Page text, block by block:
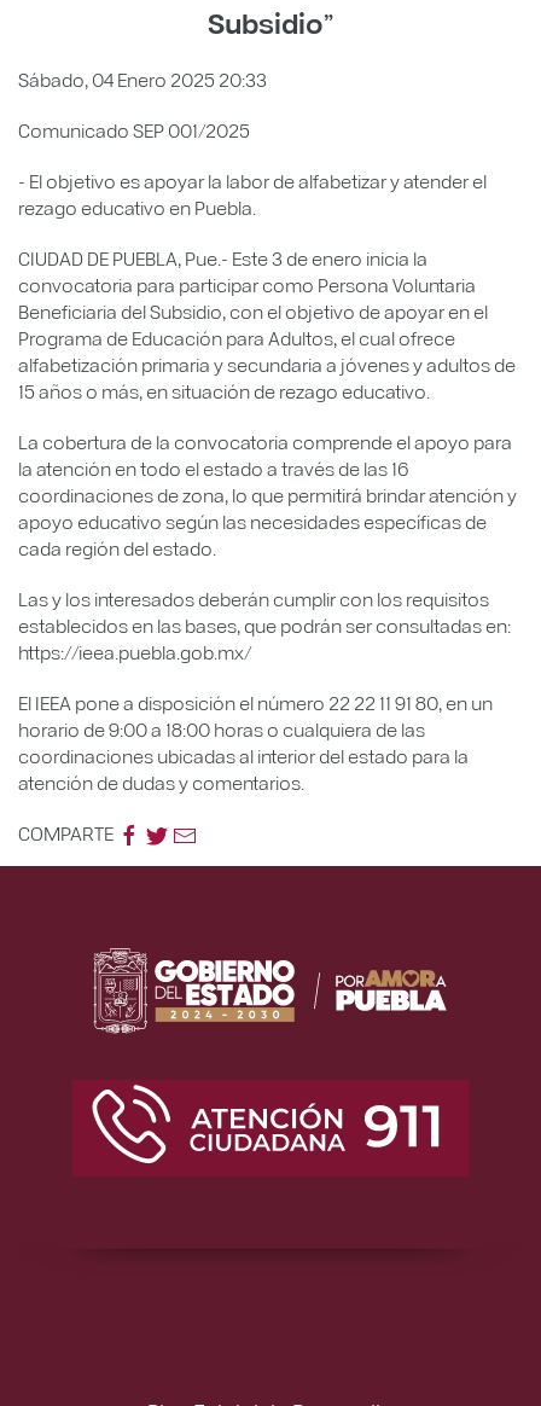
Subsidio”
Sábado, 04 Enero 2025 20:33
Comunicado SEP 001/2025
- El objetivo es apoyar la labor de alfabetizar y atender el
rezago educativo en Puebla.
CIUDAD DE PUEBLA, Pue.- Este 3 de enero inicia la
convocatoria para participar como Persona Voluntaria
Beneficiaria del Subsidio, con el objetivo de apoyar en el
Programa de Educación para Adultos, el cual ofrece
alfabetización primaria y secundaria a jóvenes y adultos de
15 años o más, en situación de rezago educativo.
La cobertura de la convocatoria comprende el apoyo para
la atención en todo el estado a través de las 16
coordinaciones de zona, lo que permitirá brindar atención y
apoyo educativo según las necesidades específicas de
cada región del estado.
Las y los interesados deberán cumplir con los requisitos
establecidos en las bases, que podrán ser consultadas en:
https://ieea.puebla.gob.mx/
El IEEA pone a disposición el número 22 22 11 91 80, en un
horario de 9:00 a 18:00 horas o cualquiera de las
coordinaciones ubicadas al interior del estado para la
atención de dudas y comentarios.
COMPARTE